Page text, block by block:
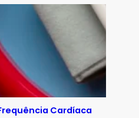
Cardíaca